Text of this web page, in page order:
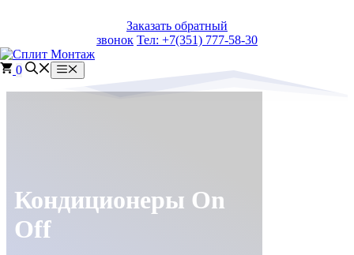
Заказать обратный
звонок Тел: +7(351) 777-58-30
0 Меню
Кондиционеры On
Off